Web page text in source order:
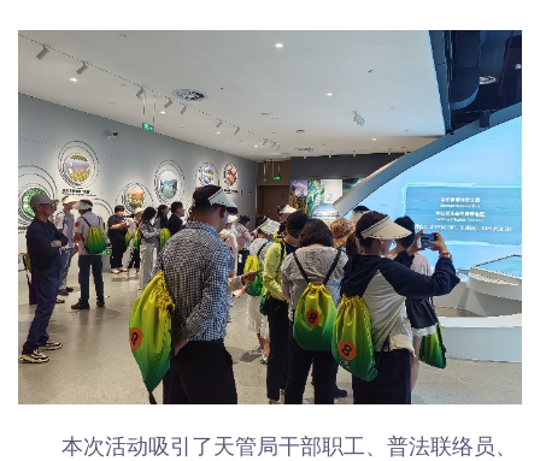
本次活动吸引了天管局干部职工、普法联络员、